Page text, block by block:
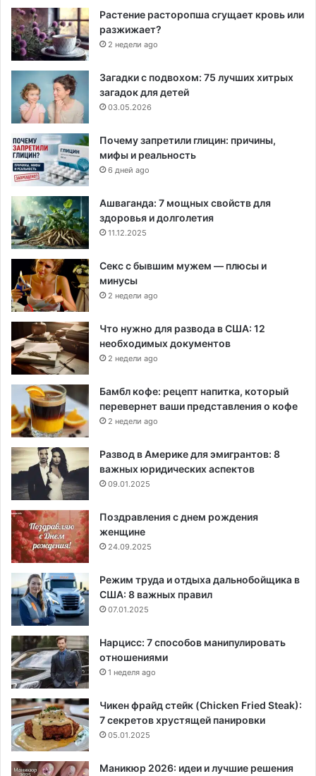
Растение расторопша сгущает кровь или
разжижает?
2 недели ago
Загадки с подвохом: 75 лучших хитрых
загадок для детей
03.05.2026
Почему запретили глицин: причины,
мифы и реальность
6 дней ago
Ашваганда: 7 мощных свойств для
здоровья и долголетия
11.12.2025
Секс с бывшим мужем — плюсы и
минусы
2 недели ago
Что нужно для развода в США: 12
необходимых документов
2 недели ago
Бамбл кофе: рецепт напитка, который
перевернет ваши представления о кофе
2 недели ago
Развод в Америке для эмигрантов: 8
важных юридических аспектов
09.01.2025
Поздравления с днем рождения
женщине
24.09.2025
Режим труда и отдыха дальнобойщика в
США: 8 важных правил
07.01.2025
Нарцисс: 7 способов манипулировать
отношениями
1 неделя ago
Чикен фрайд стейк (Chicken Fried Steak):
7 секретов хрустящей панировки
05.01.2025
Маникюр 2026: идеи и лучшие решения